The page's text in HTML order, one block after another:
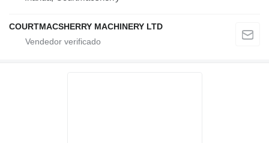
COURTMACSHERRY MACHINERY LTD